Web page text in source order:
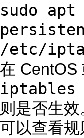
sudo
/etc/
在 CentOS
iptables
则是否生效
可以查看